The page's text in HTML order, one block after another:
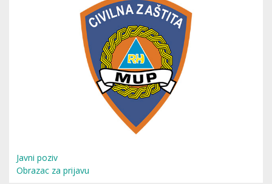
Javni poziv
Obrazac za prijavu